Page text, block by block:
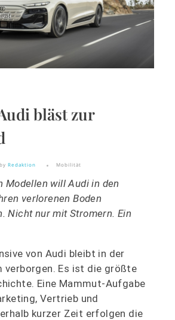
bläst zur
by Redaktion Mobilität
Modellen will Audi in den
verlorenen Boden
Nicht nur mit Stromern. Ein
von Audi bleibt in der
verborgen. Es ist die größte
Eine Mammut-Aufgabe
Vertrieb und
kurzer Zeit erfolgen die